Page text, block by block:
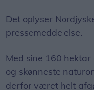
Det oplyser
pressemeddelelse.
Med sine 160
og skønneste
derfor været helt